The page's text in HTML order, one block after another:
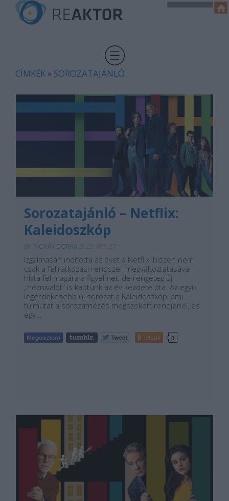
CÍMKÉK » SOROZATAJÁNLÓ
Sorozatajánló – Netflix:
Kaleidoszkóp
NOVÁK DORKA
Izgalmasan indította az évet a Netflix, hiszen nem
csak a feliratkozási rendszer megváltoztatásával
hívta fel magára a figyelmet, de rengeteg új
„néznivalót” is kaptunk az év kezdete óta. Az egyik
legérdekesebb új sorozat a Kaleidoszkóp, ami
túlmutat a sorozatnézés megszokott rendjénél, és
egy…
Tetszik 0